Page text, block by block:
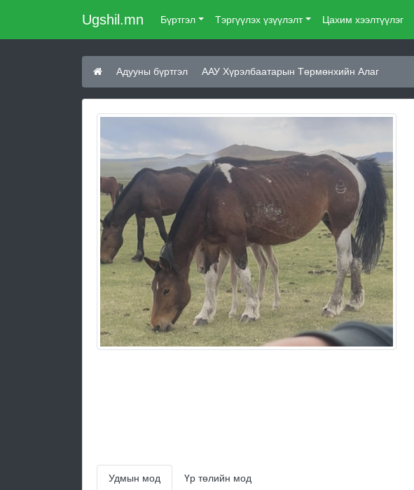
Ugshil.mn Бүртгэл Тэргүүлэх үзүүлэлт Цахим хээлтүүлэг
Адууны бүртгэл ААУ Хүрэлбаатарын Төрмөнхийн Алаг
Удмын мод Үр төлийн мод